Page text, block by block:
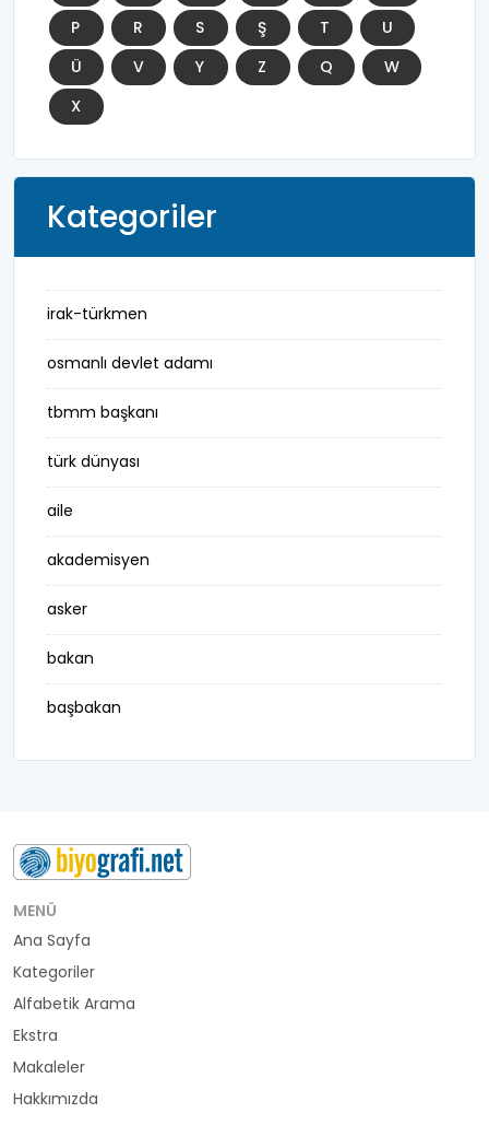
P
R S Ş T
U
Ü
V Y Z Q
W
X
Kategoriler
irak-türkmen
osmanlı devlet adamı
tbmm başkanı
türk dünyası
aile
akademisyen
asker
bakan
başbakan
belediye başkanı
buluş
bürokrat
büyükelçi
cumhurbaşkanı
din adamı
MENÜ
Ana Sayfa
Kategoriler
Alfabetik Arama
Ekstra
Makaleler
Hakkımızda